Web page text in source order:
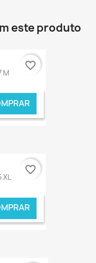
este produto
M
€ ONLINE
favorite_border
XL
favorite_border